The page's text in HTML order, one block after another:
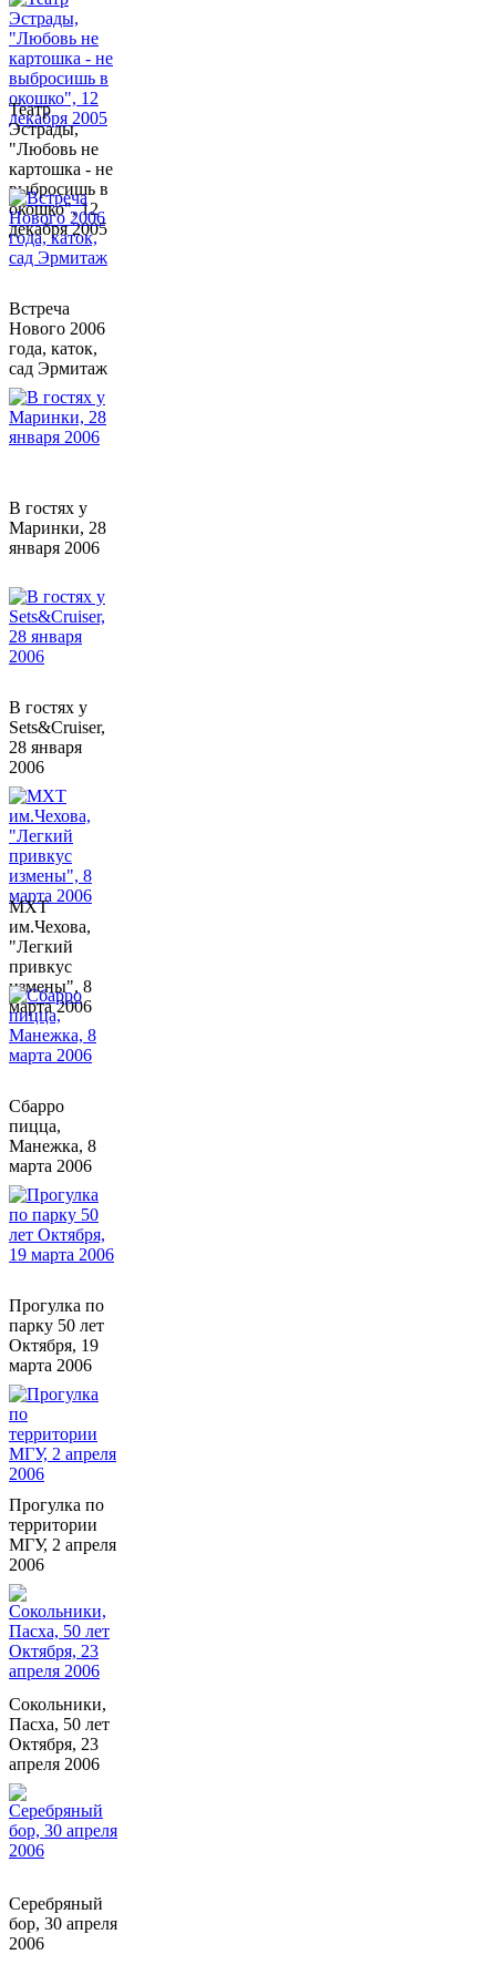
Театр
Эстрады,
"Любовь не
картошка - не
выбросишь в
окошко", 12
декабря 2005
Встреча
Нового 2006
года, каток,
сад Эрмитаж
В гостях у
Маринки, 28
января 2006
В гостях у
Sets&Cruiser,
28 января
2006
МХТ
им.Чехова,
"Легкий
привкус
измены", 8
марта 2006
Сбарро
пицца,
Манежка, 8
марта 2006
Прогулка по
парку 50 лет
Октября, 19
марта 2006
Прогулка по
территории
МГУ, 2 апреля
2006
Сокольники,
Пасха, 50 лет
Октября, 23
апреля 2006
Серебряный
бор, 30 апреля
2006